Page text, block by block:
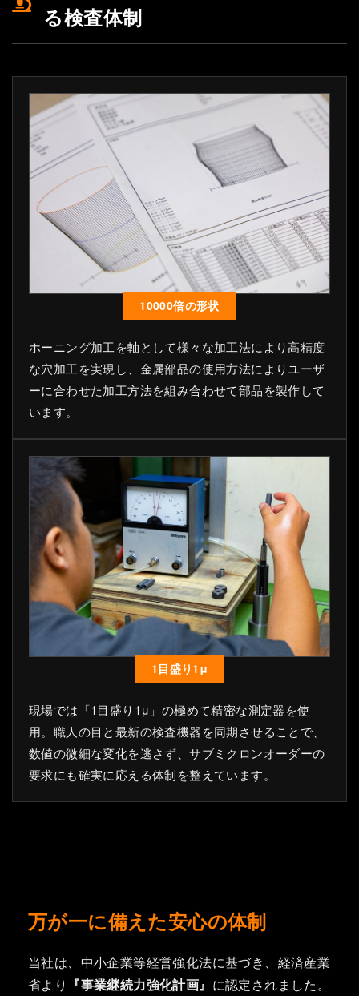
る検査体制
10000倍の形状
ホーニング加工を軸として様々な加工法により高精度
な穴加工を実現し、金属部品の使用方法によりユーザ
ーに合わせた加工方法を組み合わせて部品を製作して
います。
1目盛り1μ
現場では「1目盛り1μ」の極めて精密な測定器を使
用。職人の目と最新の検査機器を同期させることで、
数値の微細な変化を逃さず、サブミクロンオーダーの
要求にも確実に応える体制を整えています。
万が一に備えた安心の体制
当社は、中小企業等経営強化法に基づき、経済産業
省より 『事業継続力強化計画』 に認定されました。